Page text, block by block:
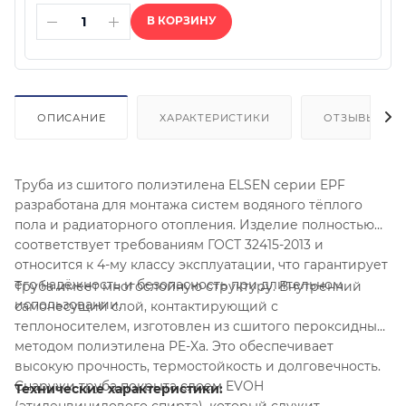
В КОРЗИНУ
ОПИСАНИЕ ХАРАКТЕРИСТИКИ ОТЗЫВЫ
Труба из сшитого полиэтилена ELSEN серии EPF
разработана для монтажа систем водяного тёплого
пола и радиаторного отопления. Изделие полностью
соответствует требованиям ГОСТ 32415-2013 и
относится к 4-му классу эксплуатации, что гарантирует
его надёжность и безопасность при длительном
использовании.
Труба имеет многослойную структуру. Внутренний
самонесущий слой, контактирующий с
теплоносителем, изготовлен из сшитого пероксидным
методом полиэтилена PE-Xa. Это обеспечивает
высокую прочность, термостойкость и долговечность.
Снаружи труба покрыта слоем EVOH
Технические характеристики: